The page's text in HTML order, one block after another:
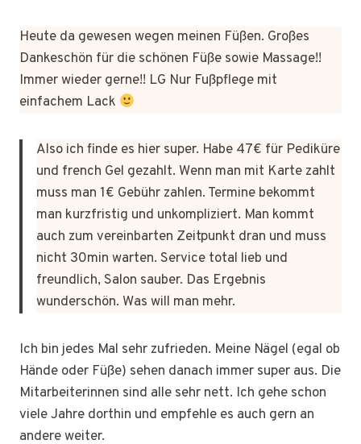
Heute da gewesen wegen meinen Füßen. Großes
Dankeschön für die schönen Füße sowie Massage!!
Immer wieder gerne!! LG Nur Fußpflege mit
einfachem Lack
Also ich finde es hier super. Habe 47€ für Pediküre
und french Gel gezahlt. Wenn man mit Karte zahlt
muss man 1€ Gebühr zahlen. Termine bekommt
man kurzfristig und unkompliziert. Man kommt
auch zum vereinbarten Zeitpunkt dran und muss
nicht 30min warten. Service total lieb und
freundlich, Salon sauber. Das Ergebnis
wunderschön. Was will man mehr.
Ich bin jedes Mal sehr zufrieden. Meine Nägel (egal ob
Hände oder Füße) sehen danach immer super aus. Die
Mitarbeiterinnen sind alle sehr nett. Ich gehe schon
viele Jahre dorthin und empfehle es auch gern an
andere weiter.